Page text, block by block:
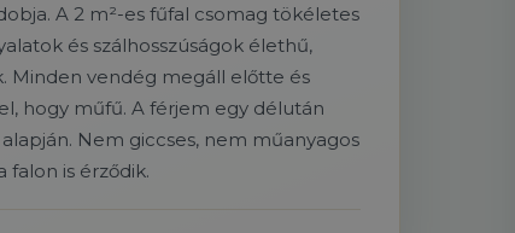
A 2 m²-es fűfal csomag tökéletes
és szálhosszúságok élethű,
Minden vendég megáll előtte és
hogy műfű. A férjem egy délután
Nem giccses, nem műanyagos
falon is érződik.